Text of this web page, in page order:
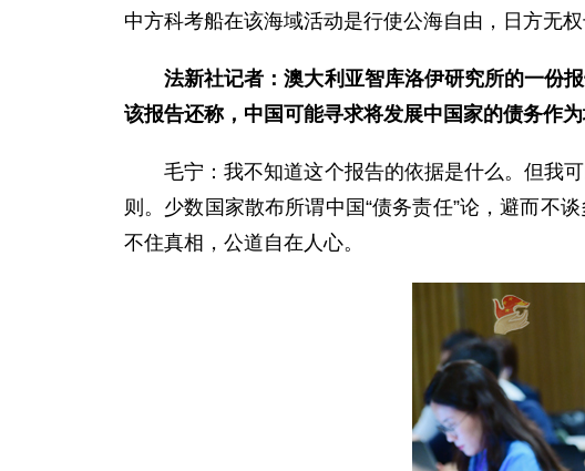
中方科考船在该海域活动是行使公海自由，日方无权
法新社记者：澳大利亚智库洛伊研究所的一份
该报告还称，中国可能寻求将发展中国家的债务作
毛宁：我不知道这个报告的依据是什么。但我
则。少数国家散布所谓中国“债务责任”论，避而不
不住真相，公道自在人心。